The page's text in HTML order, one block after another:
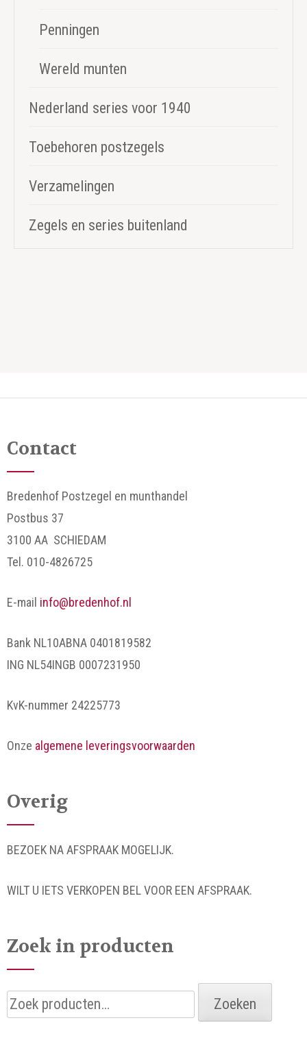
Penningen
Wereld munten
Nederland series voor 1940
Toebehoren postzegels
Verzamelingen
Zegels en series buitenland
Contact
Bredenhof Postzegel en munthandel
Postbus 37
3100 AA SCHIEDAM
Tel. 010-4826725
E-mail info@bredenhof.nl
Bank NL10ABNA 0401819582
ING NL54INGB 0007231950
KvK-nummer 24225773
Onze algemene leveringsvoorwaarden
Overig
BEZOEK NA AFSPRAAK MOGELIJK.
WILT U IETS VERKOPEN BEL VOOR EEN AFSPRAAK.
Zoek in producten
Zoeken
naar:
Zoeken